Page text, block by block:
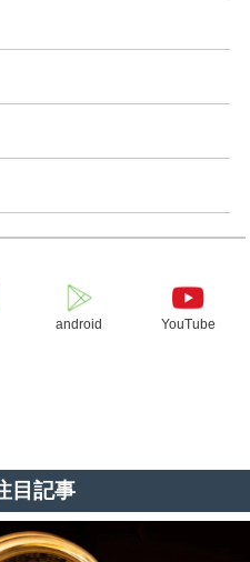
android YouTube
目記事